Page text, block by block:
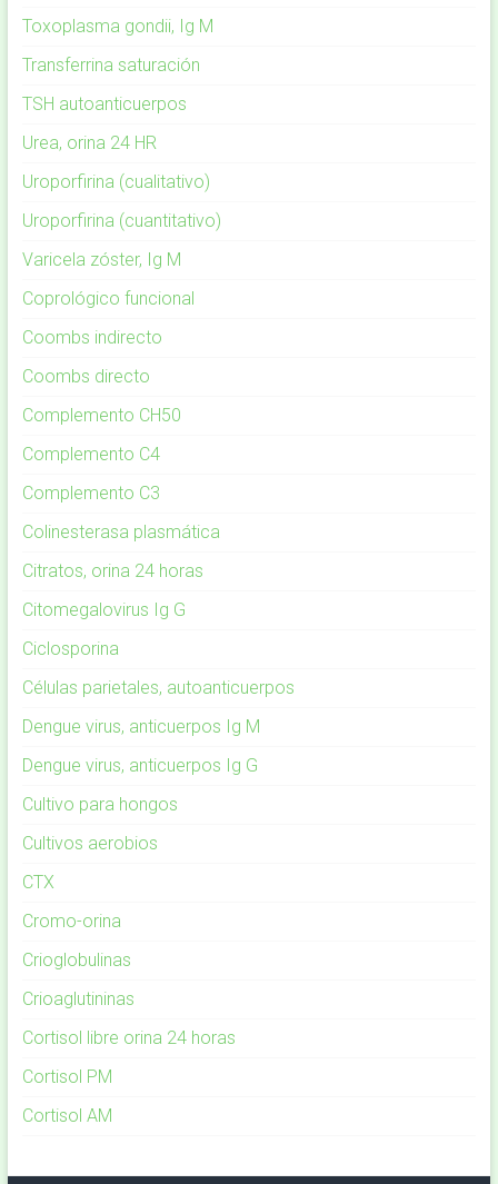
Toxoplasma gondii, Ig M
Transferrina saturación
TSH autoanticuerpos
Urea, orina 24 HR
Uroporfirina (cualitativo)
Uroporfirina (cuantitativo)
Varicela zóster, Ig M
Coprológico funcional
Coombs indirecto
Coombs directo
Complemento CH50
Complemento C4
Complemento C3
Colinesterasa plasmática
Citratos, orina 24 horas
Citomegalovirus Ig G
Ciclosporina
Células parietales, autoanticuerpos
Dengue virus, anticuerpos Ig M
Dengue virus, anticuerpos Ig G
Cultivo para hongos
Cultivos aerobios
CTX
Cromo-orina
Crioglobulinas
Crioaglutininas
Cortisol libre orina 24 horas
Cortisol PM
Cortisol AM